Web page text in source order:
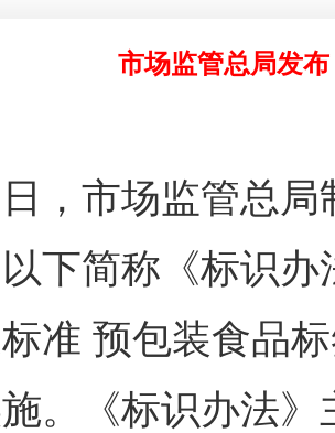
市场监管总局发
市场监管总局
下简称《标识
准 预包装食品
。《标识办法